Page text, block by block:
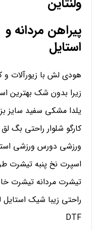
پیراهن مردانه
استایل
هودی لش با زیورآلات
زیرا بدون شک بهترین
یلدا مشکی سفید سایز
کارگو شلوار راحتی بگ
ورزشی دورس ورزشی
اسپرت نخ پنبه تیشرت
تیشرت مردانه تیشرت
راحتی زیبا شیک استایل
DTF